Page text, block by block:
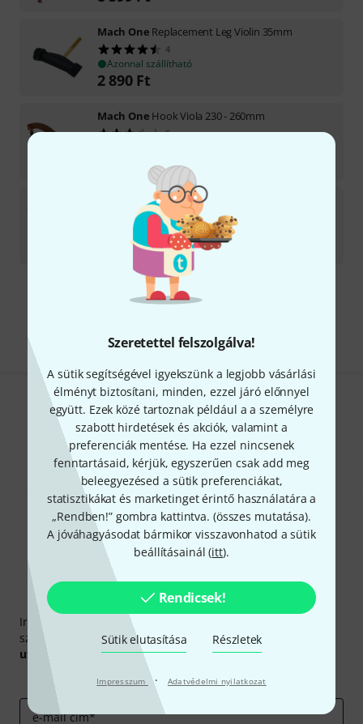
Szeretettel felszolgálva!
A sütik segítségével igyekszünk a legjobb vásárlási
élményt biztosítani, minden, ezzel járó előnnyel
együtt. Ezek közé tartoznak például a a személyre
szabott hirdetések és akciók, valamint a
preferenciák mentése. Ha ezzel nincsenek
fenntartásaid, kérjük, egyszerűen csak add meg
beleegyezésed a sütik preferenciákat,
statisztikákat és marketinget érintő használatára a
„Rendben!” gombra kattintva. (összes mutatása).
A jóváhagyásodat bármikor visszavonhatod a sütik
beállításainál (itt).
Rendicsek!
Sütik elutasítása Részletek
Impresszum · Adatvédelmi nyilatkozat
Mach One Replacement Leg Violin 35mm
4
Azonnal szállítható
2 890 Ft
Mach One Hook Viola 230 - 260mm
5
Ft
Mach OneHook Viola 230 - 260mm B-Stock
Azonnal szállítható
26 990Ft
Díjmentes szállítás 79 000 Ft fölött
Tetszik, amit látsz?
Megosztás Súgó & Visszajelzések
Thomann hírlevél
Iratkozz fel a Thomann angol nyelvű hírlevelére, és kis
szerencsével megnyerheted a50 egyenként50 € értékű
utalvány
egyikét.
Inspiráló gondolatok
Akciók Thomann
e-mail cím*